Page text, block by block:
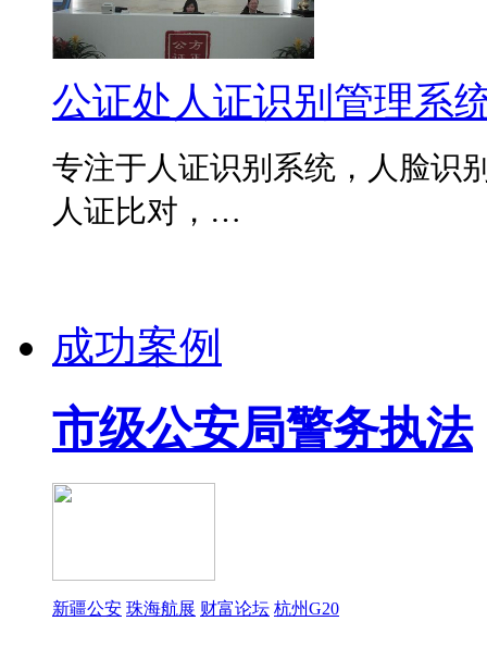
公证处人证识别管理系
专注于人证识别系统，人脸识
人证比对，…
成功案例
市级公安局警务执法
新疆公安 珠海航展 财富论坛 杭州G20